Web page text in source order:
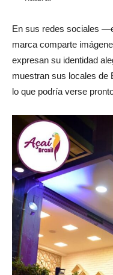
En sus redes sociales
marca comparte
expresan su identidad
muestran sus locales de
lo que podría verse